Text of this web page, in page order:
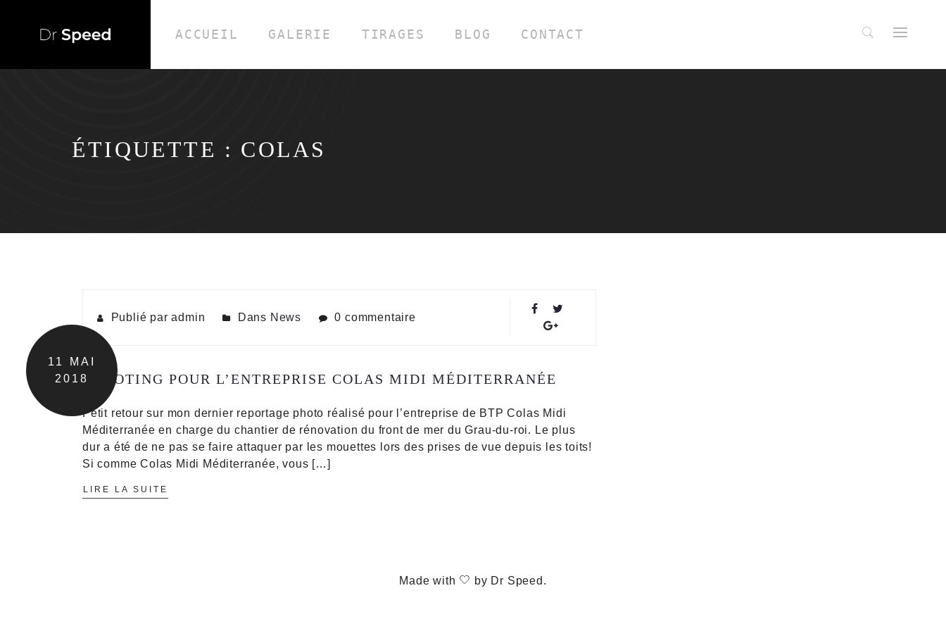
ACCUEIL GALERIE TIRAGES BLOG CONTACT
ÉTIQUETTE : COLAS
11
MAI
2018
Publié par admin Dans News 0 commentaire
SHOOTING POUR L’ENTREPRISE COLAS MIDI MÉDITERRANÉE
Petit retour sur mon dernier reportage photo réalisé pour l’entreprise de BTP Colas Midi
Méditerranée en charge du chantier de rénovation du front de mer du Grau-du-roi. Le plus
dur a été de ne pas se faire attaquer par les mouettes lors des prises de vue depuis les toits!
Si comme Colas Midi Méditerranée, vous […]
LIRE LA SUITE
Made with by Dr Speed .